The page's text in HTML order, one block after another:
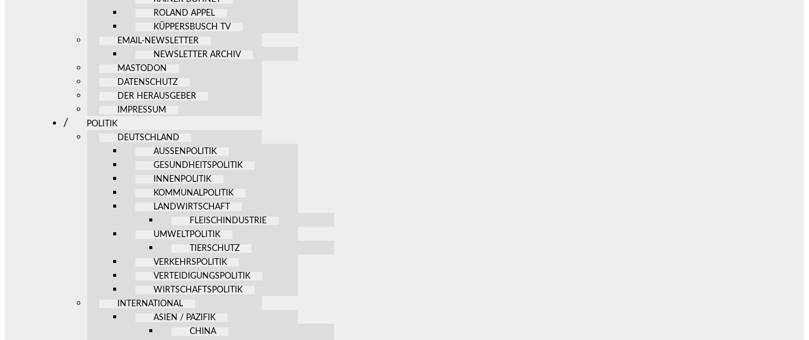
ROLAND APPEL
KÜPPERSBUSCH TV
EMAIL-NEWSLETTER
NEWSLETTER ARCHIV
MASTODON
DATENSCHUTZ
DER HERAUSGEBER
IMPRESSUM
POLITIK
DEUTSCHLAND
AUSSENPOLITIK
GESUNDHEITSPOLITIK
INNENPOLITIK
KOMMUNALPOLITIK
LANDWIRTSCHAFT
FLEISCHINDUSTRIE
UMWELTPOLITIK
TIERSCHUTZ
VERKEHRSPOLITIK
VERTEIDIGUNGSPOLITIK
WIRTSCHAFTSPOLITIK
INTERNATIONAL
ASIEN / PAZIFIK
CHINA